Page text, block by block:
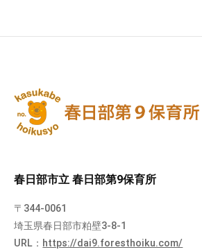
春日部市立 春日部第9保育所
〒344-0061
埼玉県春日部市粕壁3-8-1
URL： https://dai9.foresthoiku.com/